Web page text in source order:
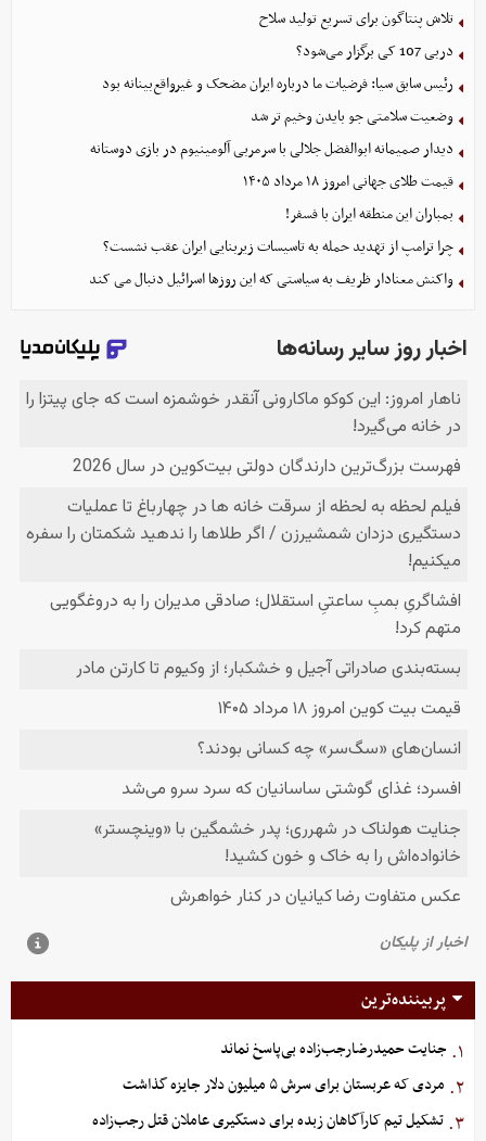
تلاش پنتاگون برای تسریع تولید سلاح
دربی 107 کی برگزار می‌شود؟
رئیس سابق سیا: فرضیات ما درباره ایران مضحک و غیرواقع‌بینانه بود
وضعیت سلامتی جو بایدن وخیم تر شد
دیدار صمیمانه ابوالفضل جلالی با سرمربی آلومینیوم در بازی دوستانه
قیمت طلای جهانی امروز ۱۸ مرداد ۱۴۰۵
بمباران این منطقه ایران با فسفر!
چرا ترامپ از تهدید حمله به تاسیسات زیربنایی ایران عقب نشست؟
واکنش معنادار ظریف به سیاستی که این روزها اسرائیل دنبال می کند
پربیننده‌ترین
۱. جنایت حمیدرضارجب‌زاده بی‌پاسخ نماند
۲. مردی که عربستان برای سرش ۵ میلیون دلار جایزه گذاشت
۳. تشکیل تیم کارآگاهان زبده برای دستگیری عاملان قتل رجب‌زاده